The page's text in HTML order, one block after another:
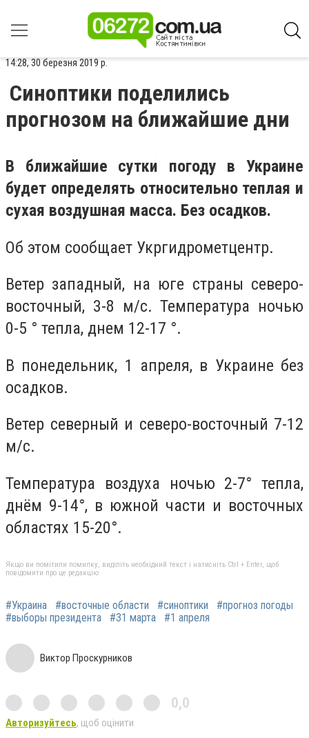
14:28, 30 березня 2019 р.
Синоптики поделились
прогнозом на ближайшие дни
В ближайшие сутки погоду в Украине
будет определять относительно теплая и
сухая воздушная масса. Без осадков.
Об этом сообщает Укргидрометцентр.
Ветер западный, на юге страны северо-
восточный, 3-8 м/с. Температура ночью
0-5 ° тепла, днем 12-17 °.
В понедельник, 1 апреля, в Украине без
осадков.
Ветер северный и северо-восточный 7-12
м/с.
Температура воздуха ночью 2-7° тепла,
днём 9-14°, в южной части и восточных
областях 15-20°.
Якщо ви помітили помилку, виділіть необхідний текст і натисніть Ctrl + Enter, щоб
повідомити про це редакцію
#Украина #восточные области #синоптики
#прогноз погоды
#выборы президента
#31 марта #1 апреля
Виктор Проскурников
0,0
Авторизуйтесь, щоб оцінити